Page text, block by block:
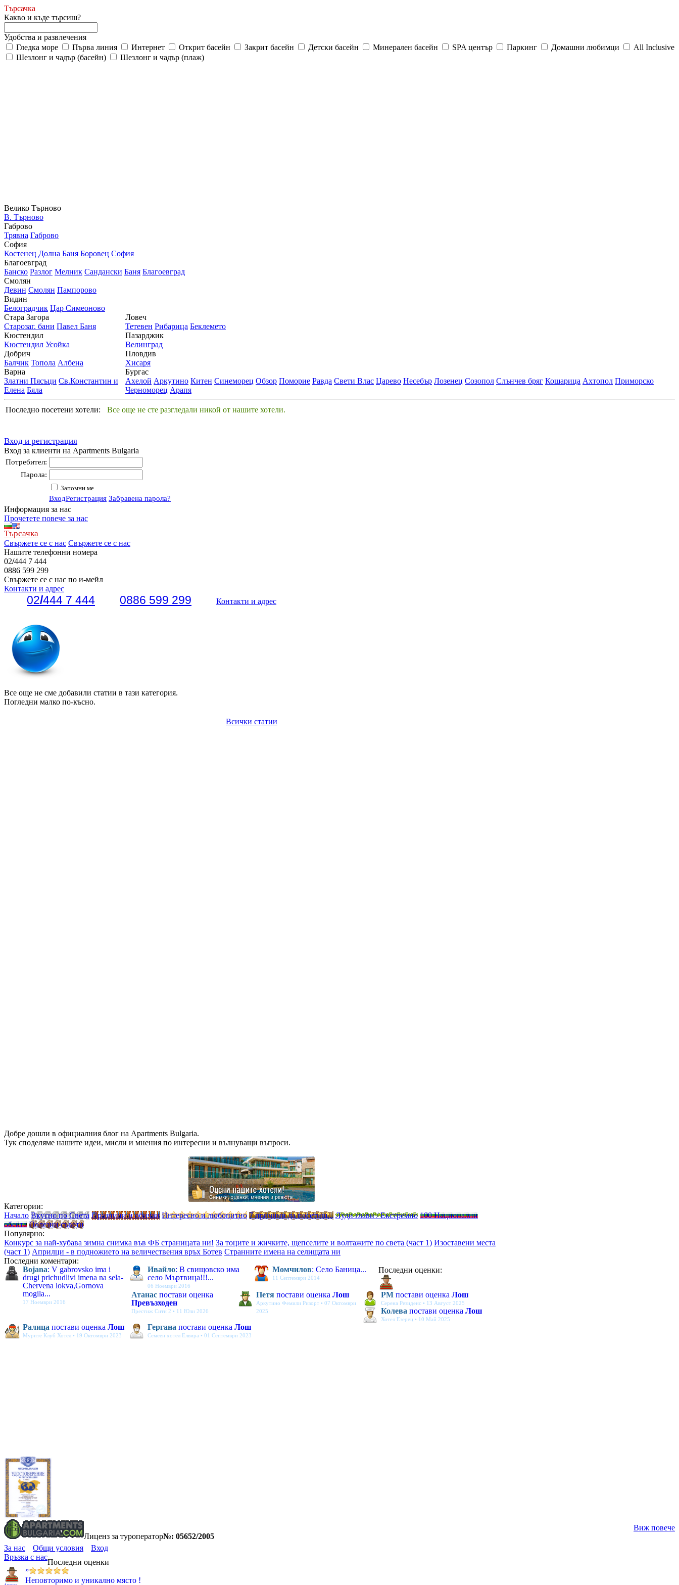
Търсачка
Какво и къде търсиш?
Удобства и развлечения
Гледка море
Първа линия Интернет Открит басейн Закрит басейн Детски басейн Минерален басейн SPA център Паркинг Домашни любимци
All Inclusive
Шезлонг и чадър (басейн)
Шезлонг и чадър (плаж)
Велико Търново
В. Търново
Габрово
Трявна Габрово
София
Костенец Долна Баня Боровец София
Благоевград
Банско Разлог Мелник Сандански Баня Благоевград
Смолян
Девин Смолян Пампорово
Видин
Белоградчик Цар Симеоново
Стара Загора
Старозаг. бани Павел Баня
Кюстендил
Кюстендил Усойка
Добрич
Балчик Топола Албена
Варна
Златни Пясъци Св.Константин и
Елена Бяла
Ловеч
Тетевен Рибарица Беклемето
Пазарджик
Велинград
Пловдив
Хисаря
Бургас
Ахелой Аркутино Китен Синеморец Обзор Поморие Равда Свети Влас Царево Несебър Лозенец Созопол Слънчев бряг Кошарица Ахтопол Приморско
Черноморец Арапя
Последно посетени хотели: Все още не сте разгледали никой от нашите хотели.
Вход и регистрация
Вход за клиенти на Apartments Bulgaria
Потребител:
Парола:
Запомни ме
ВходРегистрация Забравена парола?
Информация за нас
Прочетете повече за нас
Търсачка
Свържете се с нас Свържете се с нас
Нашите телефонни номера
02/444 7 444
0886 599 299
Свържете се с нас по и-мейл
Контакти и адрес
02/444 7 444 0886 599 299 Контакти и адрес
Все още не сме добавили статии в тази категория.
Погледни малко по-късно.
Всички статии
Добре дошли в официалния блог на Apartments Bulgaria.
Тук споделяме нашите идеи, мисли и мнения по интересни и вълнуващи въпроси.
Категории:
Начало Вкусно по Света Празници и обичаи Интересно и любопитно 7 причини да посетиш... Луди глави / Екстремно 100 Национални
обекта Полезни съвети
Популярно:
Конкурс за най-хубава зимна снимка във ФБ страницата ни! За тоците и жичките, щепселите и волтажите по света (част 1) Изоставени места
(част 1) Априлци - в подножието на величествения връх Ботев Странните имена на селищата ни
Последни коментари:
Bojana: V gabrovsko ima i
drugi prichudlivi imena na sela-
Chervena lokva,Gornova
mogila...
17 Ноември 2016
Ивайло: В свищовско има
село Мъртвица!!!...
06 Ноември 2016
Момчилов: Село Баница...
11 Септември 2014
Последни оценки:
Атанас постави оценка
Превъзходен
Престиж Сити 2 • 11 Юли 2026
Петя постави оценка Лош
Аркутино Фемили Ризорт • 07 Октомври
2025
PM постави оценка Лош
Серена Резиденс • 13 Август 2025
Колева постави оценка Лош
Хотел Езерец • 10 Май 2025
Ралица постави оценка Лош
Мурите Клуб Хотел • 19 Октомври 2023
Гергана постави оценка Лош
Семеен хотел Елвира • 01 Септември 2023
Лиценз за туроператор№: 05652/2005
Виж повече
За нас Общи условия
Вход
Връзка с нас
Последни оценки
”
Неповторимо и уникално място !